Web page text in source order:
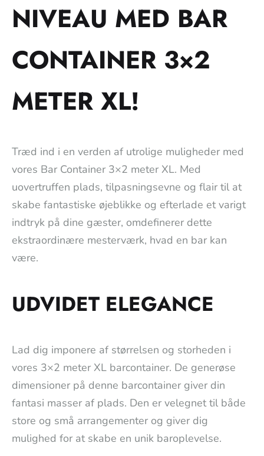
NIVEAU MED BAR
CONTAINER 3×2
METER XL!
Træd ind i en verden af utrolige muligheder med
vores Bar Container 3×2 meter XL. Med
uovertruffen plads, tilpasningsevne og flair til at
skabe fantastiske øjeblikke og efterlade et varigt
indtryk på dine gæster, omdefinerer dette
ekstraordinære mesterværk, hvad en bar kan
være.
UDVIDET ELEGANCE
Lad dig imponere af størrelsen og storheden i
vores 3×2 meter XL barcontainer. De generøse
dimensioner på denne barcontainer giver din
fantasi masser af plads. Den er velegnet til både
store og små arrangementer og giver dig
mulighed for at skabe en unik baroplevelse.